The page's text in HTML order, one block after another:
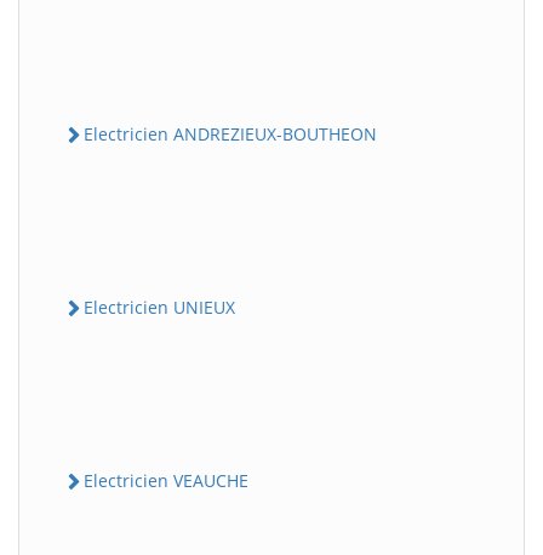
Electricien ANDREZIEUX-BOUTHEON
Electricien UNIEUX
Electricien VEAUCHE